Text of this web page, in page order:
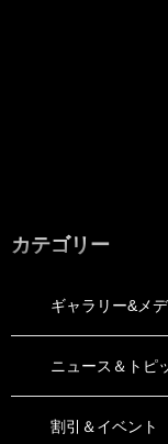
カテゴリー
ギャラリー&メ
ニュース＆トピ
割引＆イベント